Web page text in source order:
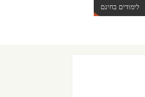
לימודים בחינם